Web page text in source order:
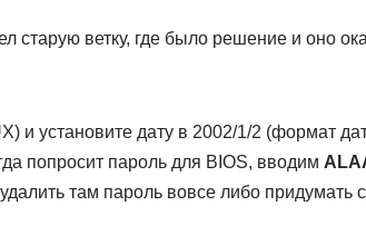
старую ветку, где было решение и оно
и установите дату в 2002/1/2 (формат
попросит пароль для BIOS, вводим
там пароль вовсе либо придумать